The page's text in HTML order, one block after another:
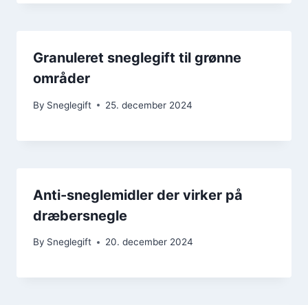
Granuleret sneglegift til grønne
områder
By Sneglegift 25. december 2024
Anti-sneglemidler der virker på
dræbersnegle
By Sneglegift 20. december 2024